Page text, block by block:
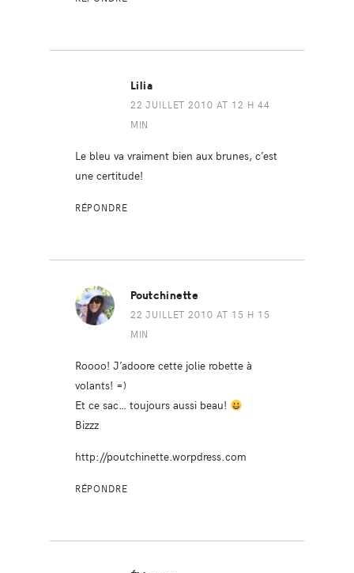
Lilia
22 JUILLET 2010 AT 12 H 44
MIN
Le bleu va vraiment bien aux brunes, c’est
une certitude!
RÉPONDRE
Poutchinette
22 JUILLET 2010 AT 15 H 15
MIN
Roooo! J’adoore cette jolie robette à
volants! =)
Et ce sac… toujours aussi beau!
Bizzz
http://poutchinette.worpdress.com
RÉPONDRE